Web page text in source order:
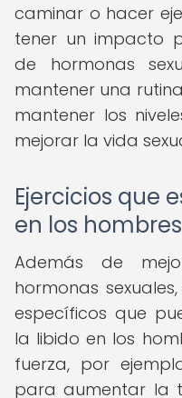
caminar o hacer
tener un impacto
de hormonas
mantener una
mantener los
mejorar la vida
Ejercicios que
en los hombres
Además de
hormonas
específicos que
la libido en los
fuerza, por
para aumentar la